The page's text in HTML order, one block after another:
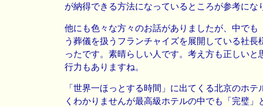
が納得できる方法になっているところが参考にな
他にも色々な方々のお話がありましたが、中でも
う葬儀を扱うフランチャイズを展開している社長
ったです。素晴らしい人です。考え方も正しいと
行力もありますね。
「世界一ほっとする時間」に出てくる北京のホテ
くわかりませんが最高級ホテルの中でも「完璧」